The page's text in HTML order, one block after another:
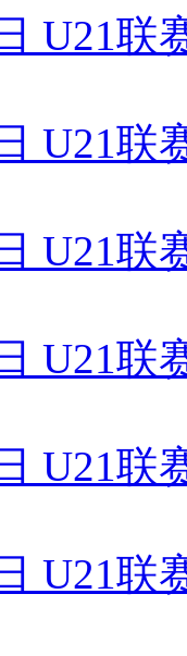
U21联
U21联
U21联
U21联
U21联
U21联